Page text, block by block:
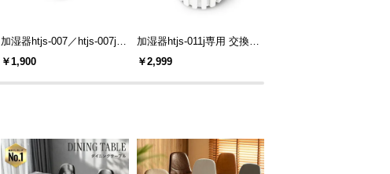
加湿器htjs-007／htjs-007j専
用 交換用カートリッジ
￥1,900
加湿器htjs-011j専用 交換用
カートリッジ
￥2,999